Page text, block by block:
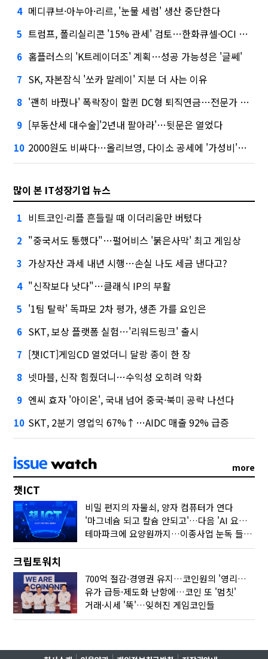
4 메디큐브·아누아·리르, '눈물 세럼' 생산 중단한다
5 트럼프, 폴리실리콘 '15% 관세' 검토…한화큐셀·OCI 영향은?
6 홈플러스의 'K트레이더조' 계획…성공 가능성은 '글쎄'
7 SK, 자본잠식 '쏘카 말레이' 지분 더 사는 이유
8 '괜히 바꿨나' 폭락장이 할퀸 DC형 퇴직연금…전문가 조언은
9 [부동산세 대수술]'2년내 팔아라'…뒷문은 열었다
10 2000원도 비싸다…올리브영, 다이소 공세에 '가성비'로 맞불
많이 본 IT성장기업 뉴스
1 비트코인·리플 흔들릴 때 이더리움만 버텼다
2 "중국서도 통했다"…펄어비스 '붉은사막' 최고 게임상
3 가상자산 과세 내년 시행…손실 나도 세금 낸다고?
4 "신작보다 낫다"…클래식 IP의 부활
5 '1팀 탈락' 독파모 2차 평가, 생존 가를 요인은
6 SKT, 보상 플랫폼 실험…'리워드링크' 출시
7 [챗ICT]게임CD 열었더니 달랑 종이 한 장
8 넷마블, 신작 힘줬더니…수익성 오히려 악화
9 엔씨 효자 '아이온', 국내 넘어 중국·북미 공략 나선다
10 SKT, 2분기 영업익 67%↑…AIDC 매출 92% 급증
more
챗ICT
비밀 편지의 자물쇠, 양자 컴퓨터가 연다
'마그네슘 되고 칼슘 안되고'…다음 'AI 요약' 갈 길은
테마파크에 요양원까지…이종사업 눈독 들이는 게임사
크립토워치
700억 절감·경영권 유지…코인원의 '영리한 딜'
유가 급등·제도화 난항에…코인 또 '멈칫'
거래·시세 '뚝'…잊혀진 게임코인들